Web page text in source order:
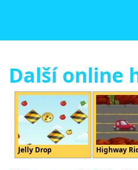
Další online
Jelly Drop Highway